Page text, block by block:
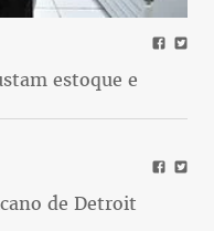
estoque e
de Detroit